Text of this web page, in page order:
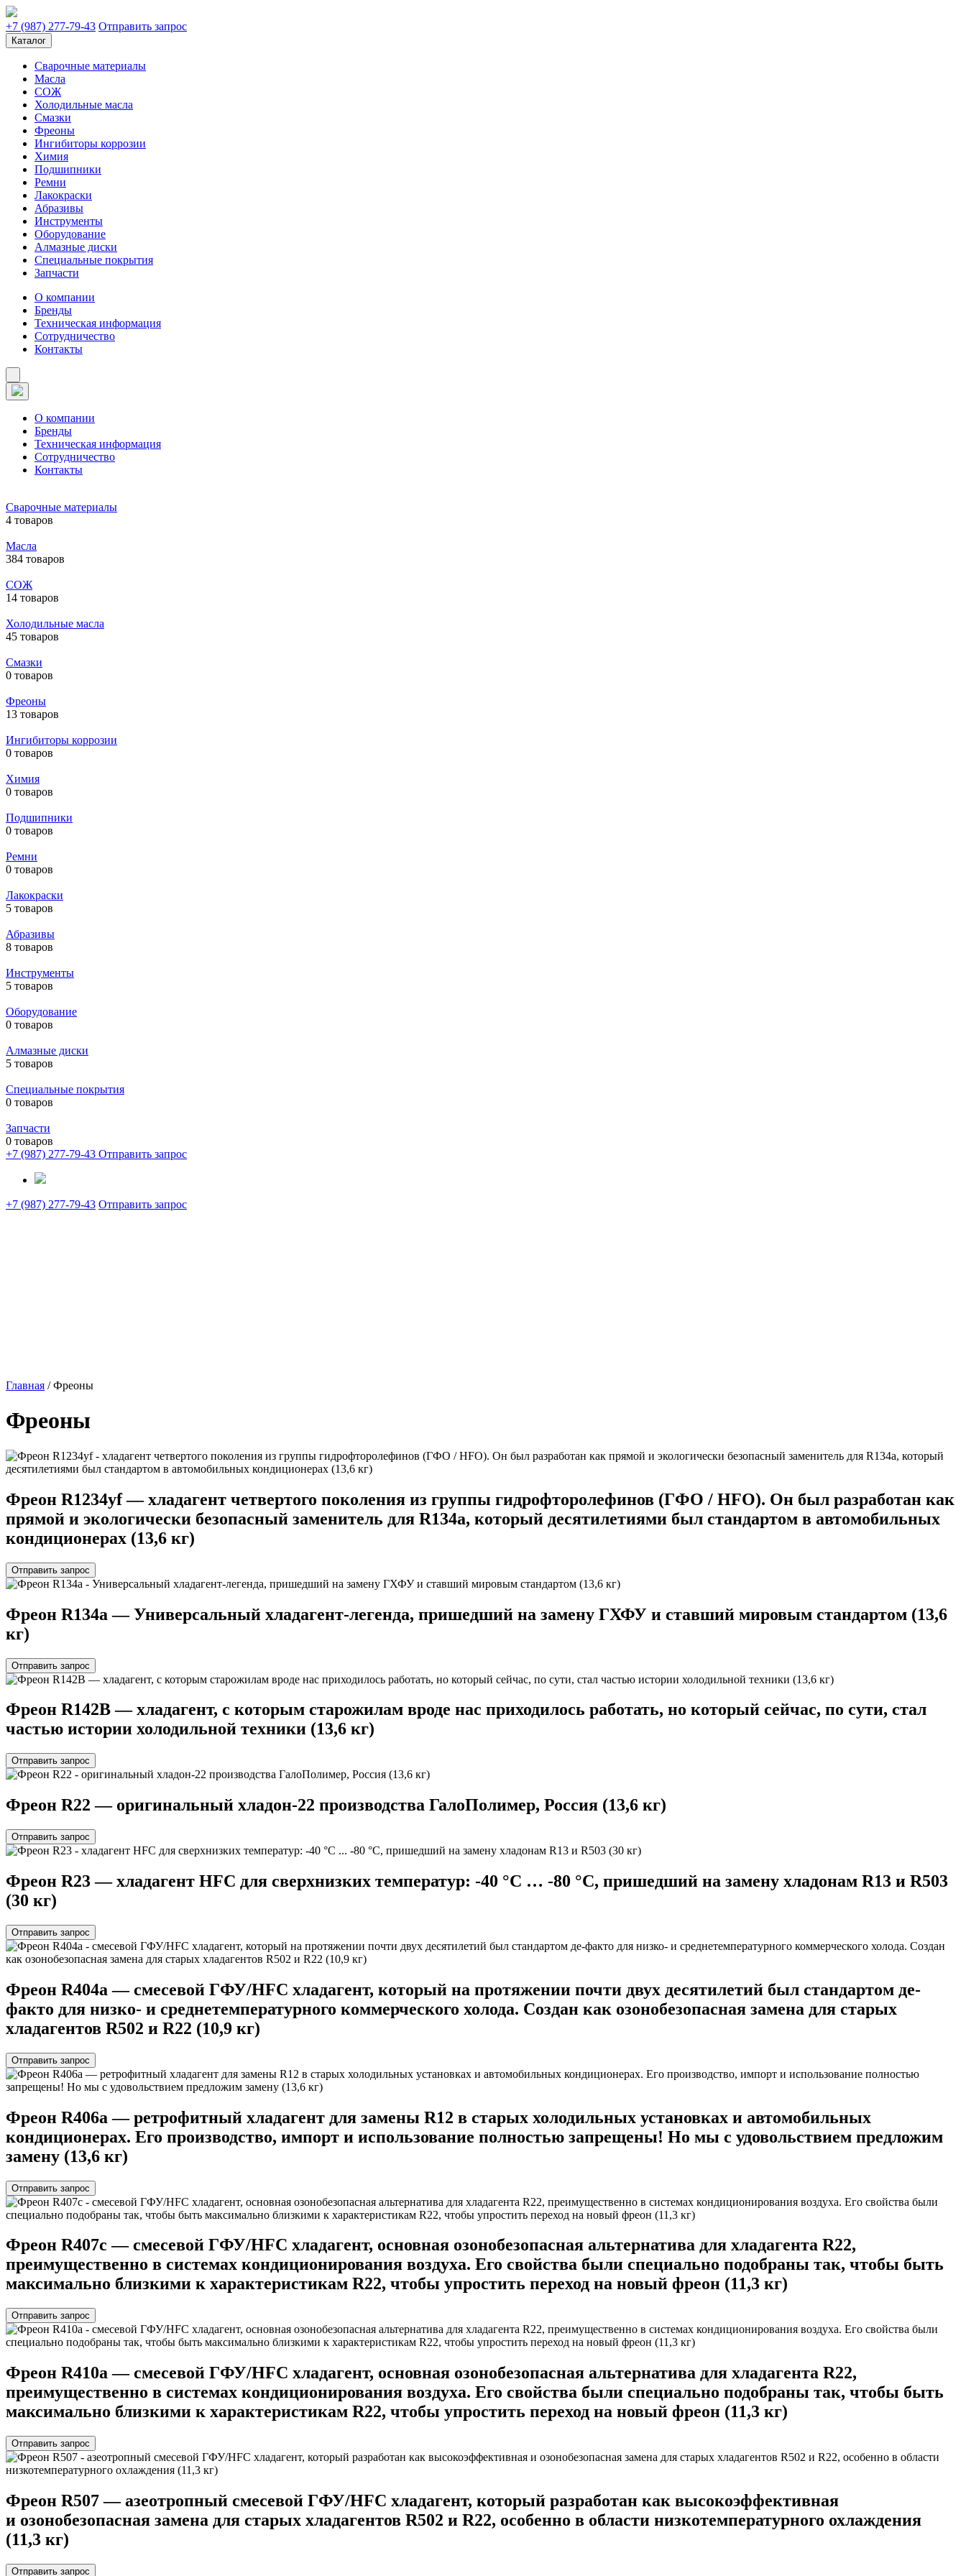
+7 (987) 277-79-43 Отправить запрос
Каталог
Сварочные материалы
Масла
СОЖ
Холодильные масла
Смазки
Фреоны
Ингибиторы коррозии
Химия
Подшипники
Ремни
Лакокраски
Абразивы
Инструменты
Оборудование
Алмазные диски
Специальные покрытия
Запчасти
О компании
Бренды
Техническая информация
Сотрудничество
Контакты
О компании
Бренды
Техническая информация
Сотрудничество
Контакты
Сварочные материалы
4 товаров
Масла
384 товаров
СОЖ
14 товаров
Холодильные масла
45 товаров
Смазки
0 товаров
Фреоны
13 товаров
Ингибиторы коррозии
0 товаров
Химия
0 товаров
Подшипники
0 товаров
Ремни
0 товаров
Лакокраски
5 товаров
Абразивы
8 товаров
Инструменты
5 товаров
Оборудование
0 товаров
Алмазные диски
5 товаров
Специальные покрытия
0 товаров
Запчасти
0 товаров
+7 (987) 277-79-43 Отправить запрос
+7 (987) 277-79-43 Отправить запрос
Главная / Фреоны
Фреоны
Фреон R1234yf — хладагент четвертого поколения из группы гидрофторолефинов (ГФО / HFO). Он был разработан как
прямой и экологически безопасный заменитель для R134a, который десятилетиями был стандартом в автомобильных
кондиционерах (13,6 кг)
Отправить запрос
Фреон R134a — Универсальный хладагент-легенда, пришедший на замену ГХФУ и ставший мировым стандартом (13,6
кг)
Отправить запрос
Фреон R142B — хладагент, с которым старожилам вроде нас приходилось работать, но который сейчас, по сути, стал
частью истории холодильной техники (13,6 кг)
Отправить запрос
Фреон R22 — оригинальный хладон-22 производства ГалоПолимер, Россия (13,6 кг)
Отправить запрос
Фреон R23 — хладагент HFC для сверхнизких температур: -40 °C … -80 °C, пришедший на замену хладонам R13 и R503
(30 кг)
Отправить запрос
Фреон R404a — смесевой ГФУ/HFC хладагент, который на протяжении почти двух десятилетий был стандартом де-
факто для низко- и среднетемпературного коммерческого холода. Cоздан как озонобезопасная замена для старых
хладагентов R502 и R22 (10,9 кг)
Отправить запрос
Фреон R406a — ретрофитный хладагент для замены R12 в старых холодильных установках и автомобильных
кондиционерах. Его производство, импорт и использование полностью запрещены! Но мы с удовольствием предложим
замену (13,6 кг)
Отправить запрос
Фреон R407c — cмесевой ГФУ/HFC хладагент, основная озонобезопасная альтернатива для хладагента R22,
преимущественно в системах кондиционирования воздуха. Его свойства были специально подобраны так, чтобы быть
максимально близкими к характеристикам R22, чтобы упростить переход на новый фреон (11,3 кг)
Отправить запрос
Фреон R410a — cмесевой ГФУ/HFC хладагент, основная озонобезопасная альтернатива для хладагента R22,
преимущественно в системах кондиционирования воздуха. Его свойства были специально подобраны так, чтобы быть
максимально близкими к характеристикам R22, чтобы упростить переход на новый фреон (11,3 кг)
Отправить запрос
Фреон R507 — азеотропный смесевой ГФУ/HFC хладагент, который разработан как высокоэффективная
и озонобезопасная замена для старых хладагентов R502 и R22, особенно в области низкотемпературного охлаждения
(11,3 кг)
Отправить запрос